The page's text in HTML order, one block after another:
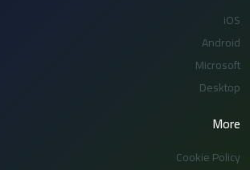
iOS
Android
Microsoft
Desktop
More
Cookie Policy